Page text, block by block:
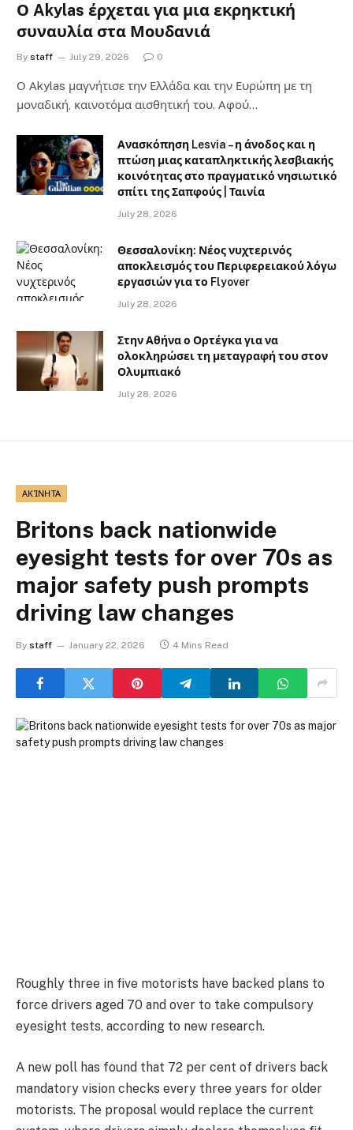
Ο Akylas έρχεται για μια εκρηκτική
συναυλία στα Μουδανιά
By staff July 29, 2026 0
Ο Αkylas μαγνήτισε την Ελλάδα και την Ευρώπη με τη
μοναδική, καινοτόμα αισθητική του. Αφού…
Ανασκόπηση Lesvia – η άνοδος και η
πτώση μιας καταπληκτικής λεσβιακής
κοινότητας στο πραγματικό νησιωτικό
σπίτι της Σαπφούς | Ταινία
July 28, 2026
Θεσσαλονίκη: Νέος νυχτερινός
αποκλεισμός του Περιφερειακού λόγω
εργασιών για το Flyover
July 28, 2026
Στην Αθήνα ο Ορτέγκα για να
ολοκληρώσει τη μεταγραφή του στον
Ολυμπιακό
July 28, 2026
ΑΚΊΝΗΤΑ
Britons back nationwide
eyesight tests for over 70s as
major safety push prompts
driving law changes
By staff January 22, 2026 4 Mins Read
Roughly three in five motorists have backed plans to
force drivers aged 70 and over to take compulsory
eyesight tests, according to new research.
A new poll has found that 72 per cent of drivers back
mandatory vision checks every three years for older
motorists. The proposal would replace the current